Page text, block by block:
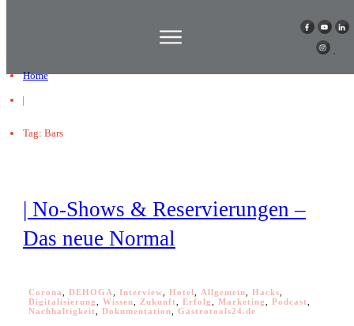
Home
|
Tag: Bars
| No-Shows & Reservierungen –
Das neue Normal
Corona DEHOGA Interview Hotel Allgemein Hacks
Digitalisierung
Wissen Zukunft Erfolg Marketing Podcast
Nachhaltigkeit
Dokumentation Gastrotools24.de